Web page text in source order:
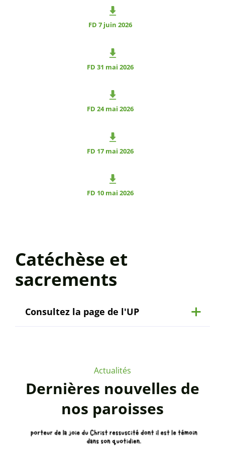
FD 7 juin 2026
FD 31 mai 2026
FD 24 mai 2026
FD 17 mai 2026
FD 10 mai 2026
Catéchèse et
sacrements
Consultez la page de l'UP
Actualités
Dernières nouvelles de
nos paroisses